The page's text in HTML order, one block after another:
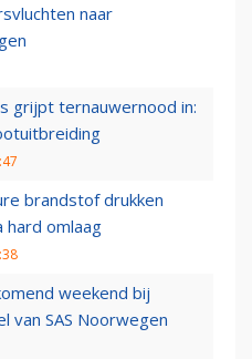
naar
grijpt ternauwernood in:
brandstof drukken
hard omlaag
weekend bij
van SAS Noorwegen